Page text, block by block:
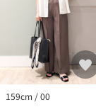
159cm / 00